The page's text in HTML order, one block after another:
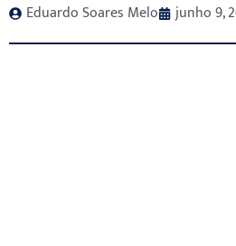
Eduardo Soares Melo junho 9,